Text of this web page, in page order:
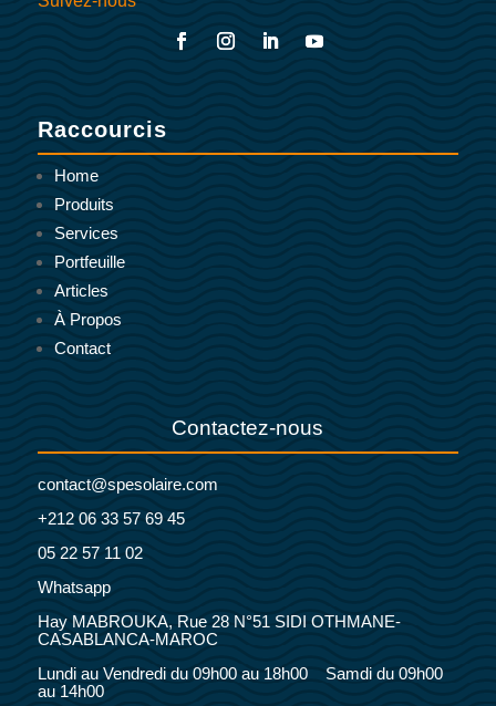
Raccourcis
Home
Produits
Services
Portfeuille
Articles
À Propos
Contact
Contactez-nous
contact@spesolaire.com
+212 06 33 57 69 45
05 22 57 11 02
Whatsapp
Hay MABROUKA, Rue 28 N°51 SIDI OTHMANE-
CASABLANCA-MAROC
Lundi au Vendredi du 09h00 au 18h00 Samdi du 09h00
au 14h00